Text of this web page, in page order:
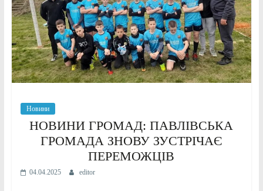
Новини
НОВИНИ ГРОМАД: ПАВЛІВСЬКА
ГРОМАДА ЗНОВУ ЗУСТРІЧАЄ
ПЕРЕМОЖЦІВ
04.04.2025 editor